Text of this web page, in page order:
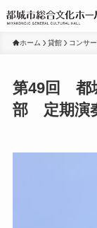
ホーム 貸館 コンサ
第49回 都
部 定期演